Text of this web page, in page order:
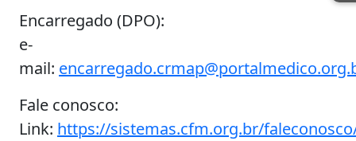
Encarregado (DPO):
e-
mail:
Fale conosco:
Link: https://sistemas.cfm.org.br/